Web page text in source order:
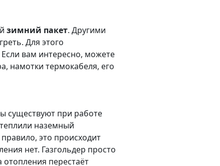
зимний пакет. Другими
Для этого
вам интересно, можете
намотки термокабеля, его
существуют при работе
наземный
это происходит
нет. Газгольдер просто
отопления перестаёт